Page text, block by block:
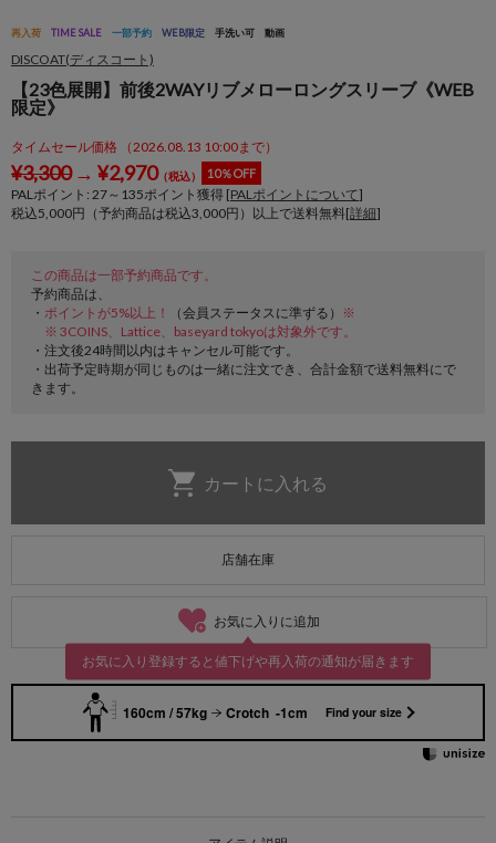
再入荷 TIME SALE 一部予約 WEB限定 手洗い可 動画
DISCOAT(ディスコート)
【23色展開】前後2WAYリブメローロングスリーブ《WEB
限定》
タイムセール価格 （2026.08.13 10:00まで）
¥3,300→ ¥2,970（税込） 10％OFF
PALポイント: 27～ 135ポイント獲得 [PALポイントについて]
税込5,000円（予約商品は税込3,000円）以上で送料無料[詳細]
この商品は一部予約商品です。
予約商品は、
・ ポイントが5%以上！ （会員ステータスに準ずる）
※
※ 3COINS、Lattice、baseyard tokyoは対象外です。
・注文後24時間以内はキャンセル可能です。
・出荷予定時期が同じものは一緒に注文でき、合計金額で送料無料にで
きます。
店舗在庫
お気に入りに追加
お気に入り登録すると値下げや再入荷の通知が届きます
160cm / 57kg Crotch -1cm Find your size